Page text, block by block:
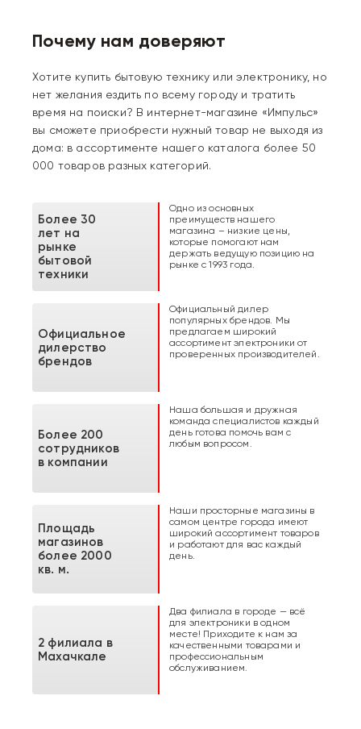
Почему нам доверяют
Хотите купить бытовую технику или электронику, но
нет желания ездить по всему городу и тратить
время на поиски? В интернет-магазине «Импульс»
вы сможете приобрести нужный товар не выходя из
дома: в ассортименте нашего каталога более 50
000 товаров разных категорий.
Более 30
лет на
рынке
бытовой
техники
Одно из основных
преимуществ нашего
магазина – низкие цены,
которые помогают нам
держать ведущую позицию на
рынке с 1993 года.
Официальное
дилерство
брендов
Официальный дилер
популярных брендов. Мы
предлагаем широкий
ассортимент электроники от
проверенных производителей.
Более 200
сотрудников
в компании
Наша большая и дружная
команда специалистов каждый
день готова помочь вам с
любым вопросом.
Площадь
магазинов
более 2000
кв. м.
Наши просторные магазины в
самом центре города имеют
широкий ассортимент товаров
и работают для вас каждый
день.
2 филиала в
Махачкале
Два филиала в городе — всё
для электроники в одном
месте! Приходите к нам за
качественными товарами и
профессиональным
обслуживанием.